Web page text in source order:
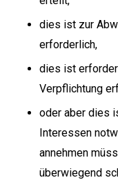
dies ist zur
erforderlich,
dies ist
Verpflichtung
oder aber dies
Interessen
annehmen
überwiegend